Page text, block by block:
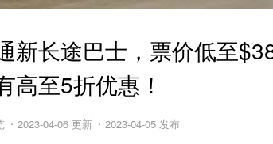
新长途巴士，票价低至
高至5折优惠！
2023-04-06 更新 2023-04-05 发布